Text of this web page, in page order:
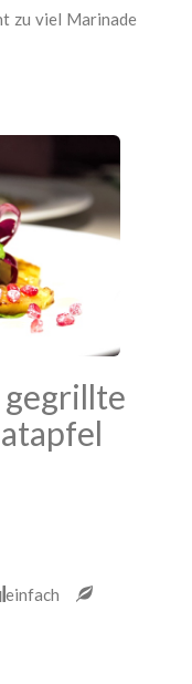
zu viel Marinade
gegrillte
einfach